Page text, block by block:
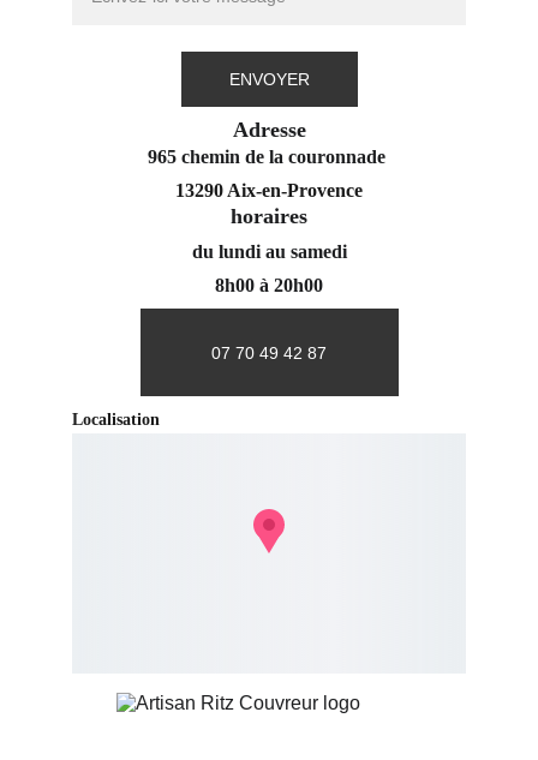
ENVOYER
Adresse
965 chemin de la couronnade
13290 Aix-en-Provence
07 70 49 42 87
Localisation
horaires
du lundi au samedi
8h00 à 20h00